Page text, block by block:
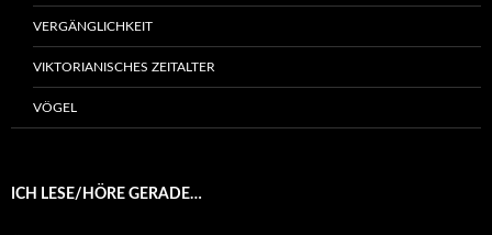
VERGÄNGLICHKEIT
VIKTORIANISCHES ZEITALTER
VÖGEL
ICH LESE/HÖRE GERADE…